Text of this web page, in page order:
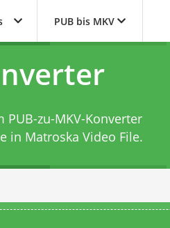
PUB bis MKV
PUB-zu-MKV-Konverter
in Matroska Video File.